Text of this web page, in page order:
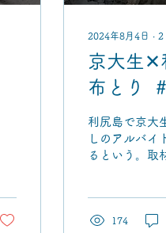
2024年8月4日 ∙ 2
京大生✕
布とり
利尻島で京大
しのアルバイ
るという。取
174